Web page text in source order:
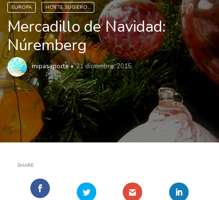
EUROPA HOY TE SUGIERO...
Mercadillo de Navidad:
Núremberg
mipasaporte 21 diciembre, 2015
SHARE